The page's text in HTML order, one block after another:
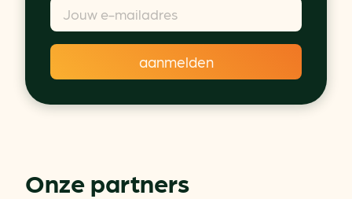
Onze partners